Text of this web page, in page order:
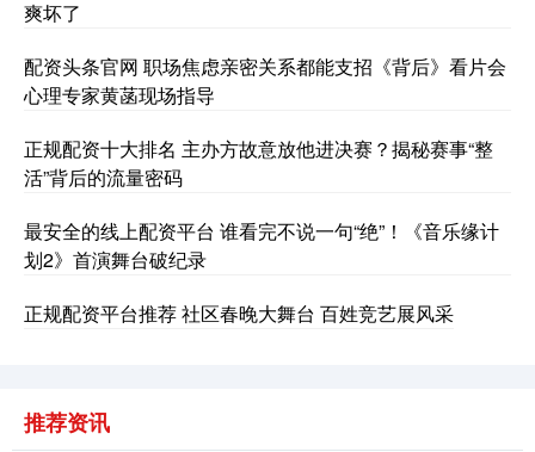
爽坏了
配资头条官网 职场焦虑亲密关系都能支招《背后》看片会
心理专家黄菡现场指导
正规配资十大排名 主办方故意放他进决赛？揭秘赛事“整
活”背后的流量密码
最安全的线上配资平台 谁看完不说一句“绝”！《音乐缘计
划2》首演舞台破纪录
正规配资平台推荐 社区春晚大舞台 百姓竞艺展风采
推荐资讯